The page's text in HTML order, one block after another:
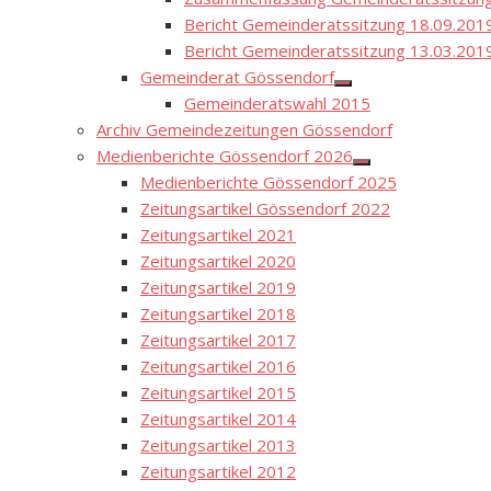
Bericht Gemeinderatssitzung
Bericht Gemeinderatssitzung
Gemeinderat Gössendorf
Show
sub
menu
Gemeinderatswahl 2015
Archiv Gemeindezeitungen Gössendorf
Medienberichte Gössendorf 2026
Show
sub
menu
Medienberichte Gössendorf 2025
Zeitungsartikel Gössendorf 2022
Zeitungsartikel 2021
Zeitungsartikel 2020
Zeitungsartikel 2019
Zeitungsartikel 2018
Zeitungsartikel 2017
Zeitungsartikel 2016
Zeitungsartikel 2015
Zeitungsartikel 2014
Zeitungsartikel 2013
Zeitungsartikel 2012